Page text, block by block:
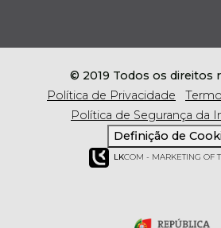
© 2019 Todos os direitos
Política de Privacidade
Política de Segurança da
Definição de
LKCOM - MARKETING OF